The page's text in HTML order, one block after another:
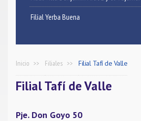
Filial Yerba Buena
Inicio Filiales Filial Tafí de Valle
Filial Tafí de Valle
Pje. Don Goyo 50